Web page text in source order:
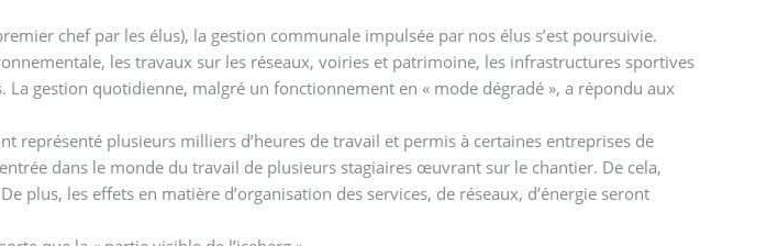
chef par les élus), la gestion communale impulsée par nos élus s’est poursuivie.
les travaux sur les réseaux, voiries et patrimoine, les infrastructures sportives
La gestion quotidienne, malgré un fonctionnement en « mode dégradé », a répondu aux
représenté plusieurs milliers d’heures de travail et permis à certaines entreprises de
dans le monde du travail de plusieurs stagiaires œuvrant sur le chantier. De cela,
plus, les effets en matière d’organisation des services, de réseaux, d’énergie seront